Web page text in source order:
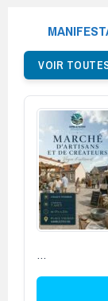
VOIR
…